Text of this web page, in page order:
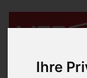
Ihre
SUCHEN